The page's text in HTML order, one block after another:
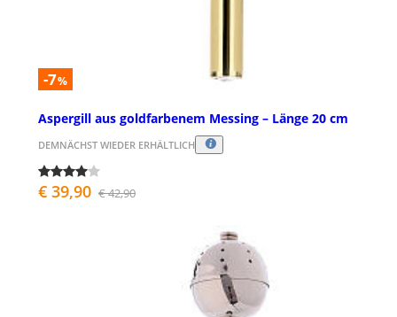
-7%
Aspergill aus goldfarbenem Messing – Länge 20 cm
DEMNÄCHST WIEDER ERHÄLTLICH
€ 39,90 € 42,90